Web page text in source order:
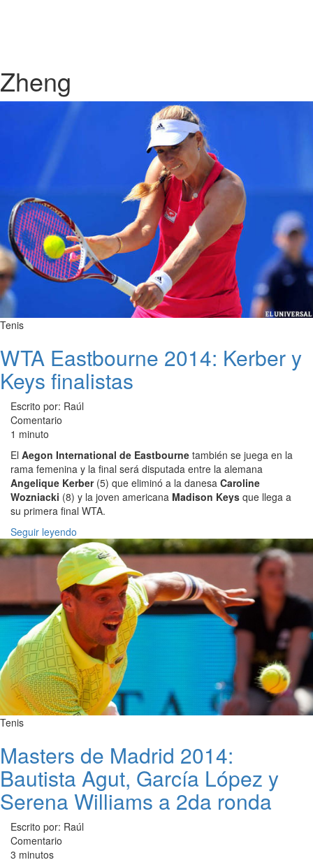
Zheng
Tenis
WTA Eastbourne 2014: Kerber y
Keys finalistas
Escrito por: Raúl
Comentario
1 minuto
El Aegon International de Eastbourne también se juega en la
rama femenina y la final será disputada entre la alemana
Angelique Kerber(5) que eliminó a la danesa Caroline
Wozniacki (8) y la joven americana Madison Keys que llega a
su primera final WTA.
Seguir leyendo
Tenis
Masters de Madrid 2014:
Bautista Agut, García López y
Serena Williams a 2da ronda
Escrito por: Raúl
Comentario
3 minutos